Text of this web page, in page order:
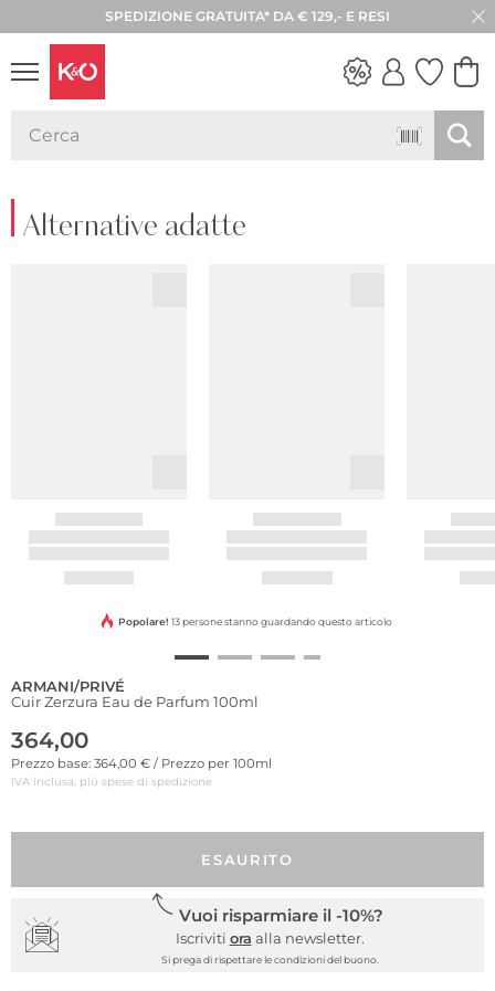
SPEDIZIONE GRATUITA* DA € 129,- E RESI
30 GIORNI DI RESO
Alternative adatte
Popolare! 13 persone stanno guardando questo articolo
ARMANI/PRIVÉ
Cuir Zerzura Eau de Parfum 100ml
364,00
Prezzo base: 364,00 € / Prezzo per 100ml
IVA inclusa, più spese di spedizione
ESAURITO
Vuoi risparmiare il -10%?
Iscriviti ora alla newsletter.
Si prega di rispettare le condizioni del buono.